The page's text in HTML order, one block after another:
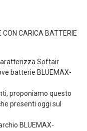
CON CARICA BATTERIE
Softair
batterie BLUEMAX-
proponiamo questo
presenti oggi sul
BLUEMAX-